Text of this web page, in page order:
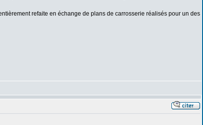
refaite en échange de plans de carrosserie réalisés pour un des